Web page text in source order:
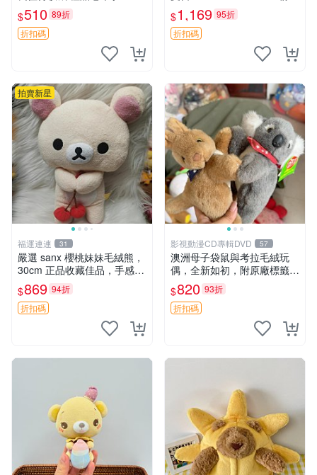
撫搖鈴玩具，適合哄睡寶貝
超柔老料搖鈴熊，專為孩子設
計的安心伴護 推薦絕版老布
製工藝搖鈴熊，可當作童
$510 89折
折扣碼
毛絨熊，背有拉鏈設計，肚內
填充豆袋，精致工藝呈現，狀
態如新，適合收藏與送人 櫻
$1,169 95折
折扣碼
拍賣新星
福運連連 31
嚴選 sanx 櫻桃妹妹毛絨熊，
30cm 正品收藏佳品，手感極
軟，適合贈送與收藏 櫻桃妹
妹、sanx、毛絨熊
$869 94折
折扣碼
影視動漫CD專輯DVD 57
澳洲母子袋鼠與考拉毛絨玩
偶，全新如初，附原廠標籤，
手感極軟，適合贈送親朋好
友。袋鼠與考拉正版，精緻尺
寸，適合作為收藏或家飾擺
設，增添暖意。 母子、袋
$820 93折
折扣碼